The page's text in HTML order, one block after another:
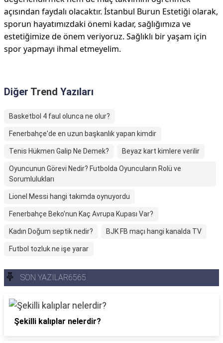
açısından faydalı olacaktır. İstanbul Burun Estetiği olarak,
sporun hayatımızdaki önemi kadar, sağlığımıza ve
estetiğimize de önem veriyoruz. Sağlıklı bir yaşam için
spor yapmayı ihmal etmeyelim.
Diğer Trend Yazıları
Basketbol 4 faul olunca ne olur?
Fenerbahçe'de en uzun başkanlık yapan kimdir
Tenis Hükmen Galip Ne Demek? Beyaz kart kimlere verilir
Oyuncunun Görevi Nedir? Futbolda Oyuncuların Rolü ve
Sorumlulukları
Lionel Messi hangi takımda oynuyordu
Fenerbahçe Beko'nun Kaç Avrupa Kupası Var?
Kadın Doğum septik nedir? BJK FB maçı hangi kanalda TV
Futbol tozluk ne işe yarar
SON YAZILAR6565
Şekilli kalıplar nelerdir?